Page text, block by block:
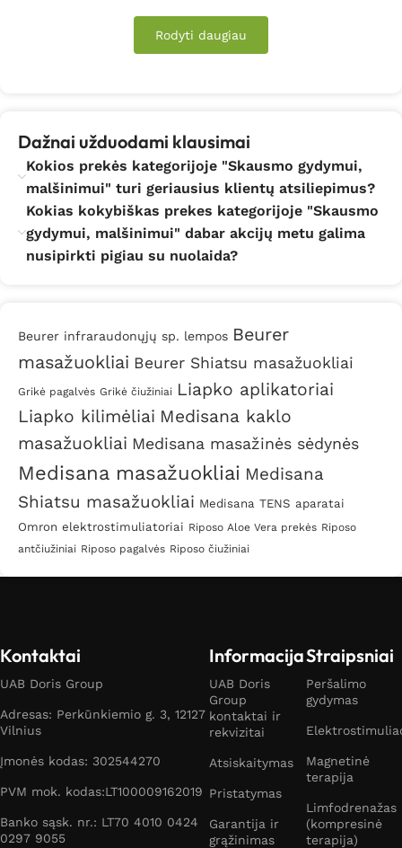
Rodyti daugiau
Dažnai užduodami klausimai
Kokios prekės kategorijoje "Skausmo gydymui,
malšinimui" turi geriausius klientų atsiliepimus?
Kokias kokybiškas prekes kategorijoje "Skausmo
gydymui, malšinimui" dabar akcijų metu galima
nusipirkti pigiau su nuolaida?
Beurer infraraudonųjų sp. lempos Beurer
masažuokliai Beurer Shiatsu masažuokliai
Grikė pagalvės Grikė čiužiniai Liapko aplikatoriai
Liapko kilimėliai Medisana kaklo
masažuokliai Medisana masažinės sėdynės
Medisana masažuokliai Medisana
Shiatsu masažuokliai Medisana TENS aparatai
Omron elektrostimuliatoriai Riposo Aloe Vera prekės Riposo
antčiužiniai Riposo pagalvės Riposo čiužiniai
Kontaktai
UAB Doris Group
Adresas: Perkūnkiemio g. 3, 12127
Vilnius
Įmonės kodas: 302544270
PVM mok. kodas:LT100009162019
Banko sąsk. nr.: LT70 4010 0424
0297 9055
Informacija
UAB Doris
Group
kontaktai ir
rekvizitai
Atsiskaitymas
Pristatymas
Garantija ir
grąžinimas
Straipsniai
Peršalimo
gydymas
Magnetinė
terapija
Limfodrenažas
(kompresinė
terapija)